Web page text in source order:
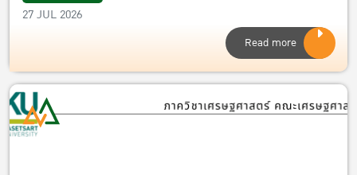
27 JUL 2026
Read more